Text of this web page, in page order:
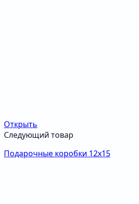
Открыть
Следующий товар
Подарочные коробки 12х15